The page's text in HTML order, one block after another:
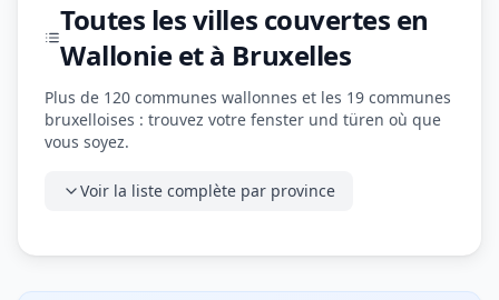
Toutes les villes couvertes en
Wallonie et à Bruxelles
Plus de 120 communes wallonnes et les 19 communes
bruxelloises : trouvez votre fenster und türen où que
vous soyez.
Voir la liste complète par province